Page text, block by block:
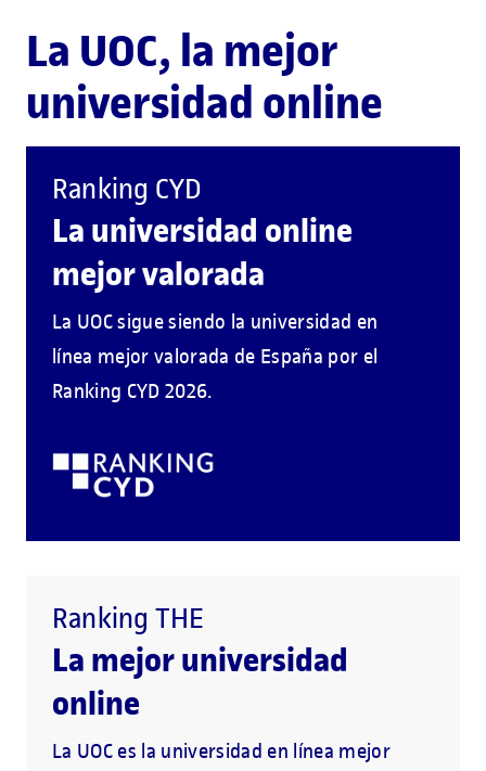
La UOC, la mejor
universidad online
Ranking CYD
La universidad online
mejor valorada
La UOC sigue siendo la universidad en
línea mejor valorada de España por el
Ranking CYD 2026.
Ranking THE
La mejor universidad
online
La UOC es la universidad en línea mejor